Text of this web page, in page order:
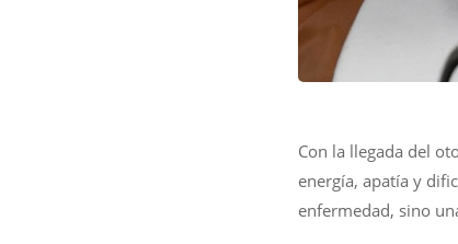
Con la llegada del
energía, apatía y
enfermedad, sino